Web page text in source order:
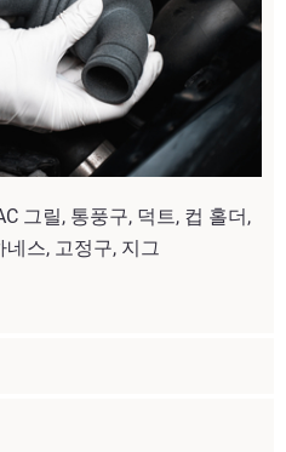
그릴, 통풍구, 덕트, 컵 홀더,
스, 고정구, 지그